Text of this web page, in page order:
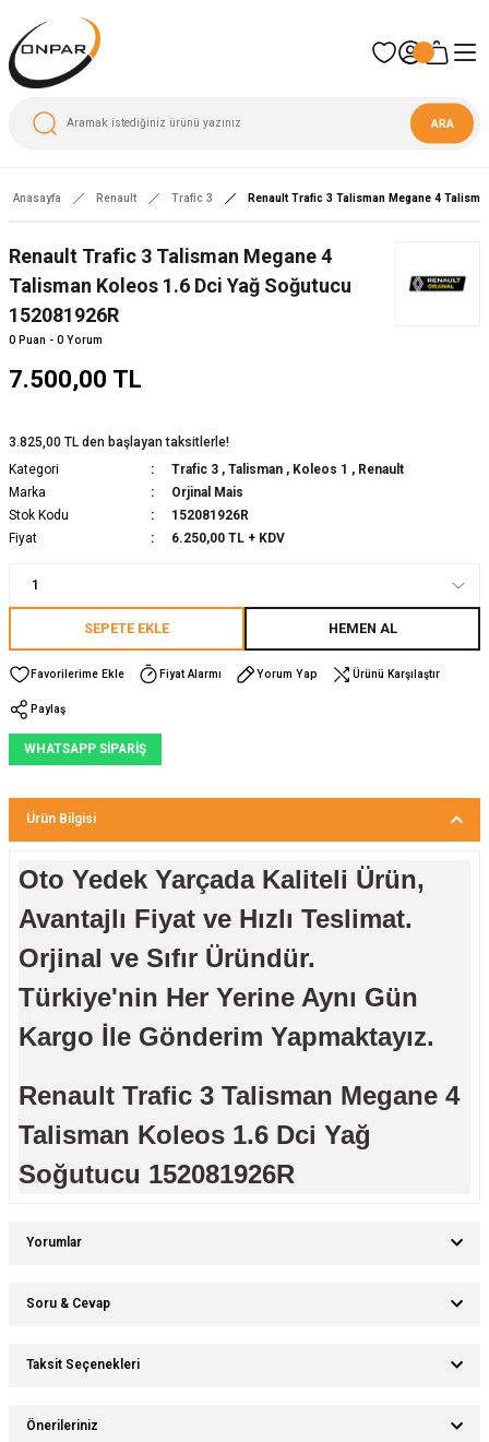
ARA
Anasayfa Renault Trafic 3 Renault Trafic 3 Talisman Megane 4
Renault Trafic 3 Talisman Megane 4
Talisman Koleos 1.6 Dci Yağ Soğutucu
152081926R
0 Puan - 0 Yorum
7.500,00 TL
3.825,00 TL den başlayan taksitlerle!
Kategori
Trafic 3 , Talisman , Koleos 1 , Renault
Marka
Orjinal Mais
Stok Kodu
152081926R
Fiyat
6.250,00 TL + KDV
SEPETE EKLE HEMEN AL
Fiyat Alarmı Yorum Yap Ürünü Karşılaştır
Paylaş
WHATSAPP SİPARİŞ
Ürün Bilgisi
Oto Yedek Yarçada Kaliteli Ürün,
Avantajlı Fiyat ve Hızlı Teslimat.
Orjinal ve Sıfır Üründür.
Türkiye'nin Her Yerine Aynı Gün
Kargo İle Gönderim Yapmaktayız.
Renault Trafic 3 Talisman Megane 4
Talisman Koleos 1.6 Dci Yağ
Soğutucu 152081926R
Yorumlar
Soru & Cevap
Taksit Seçenekleri
Önerileriniz